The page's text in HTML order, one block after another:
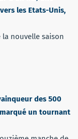
les Etats-Unis,
nouvelle saison
des 500
un tournant